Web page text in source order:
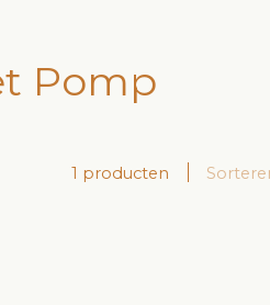
Pomp
1 producten